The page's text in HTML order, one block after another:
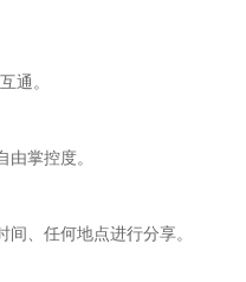
通。
掌控度。
、任何地点进行分享。